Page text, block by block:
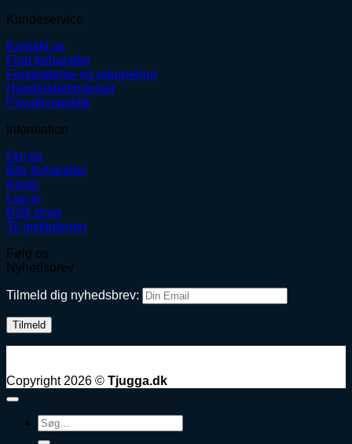
Kundeservice
Kontakt os
Find forhandler
Forsendelse og returnering
Handelsbetingelser
Privatlivspolitik
Information
Om os
Bliv forhandler
Konto
Log in
B2B shop
Til institutioner
Følg os
Nyhedsbrev
Tilmeld dig nyhedsbrev:
Copyright 2026 © Tjugga.dk
Søg
efter: